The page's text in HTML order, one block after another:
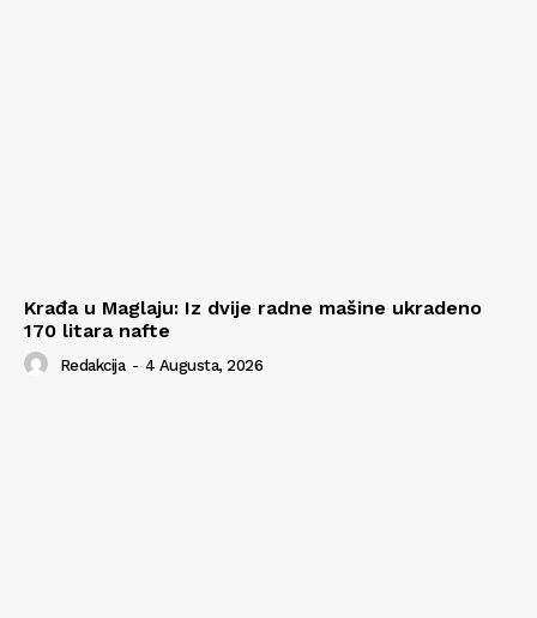
Krađa u Maglaju: Iz dvije radne mašine ukradeno
170 litara nafte
Redakcija - 4 Augusta, 2026